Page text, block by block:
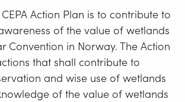
Action Plan is to contribute to
of the value of wetlands
Convention in Norway. The Action
that shall contribute to
and wise use of wetlands
of the value of wetlands